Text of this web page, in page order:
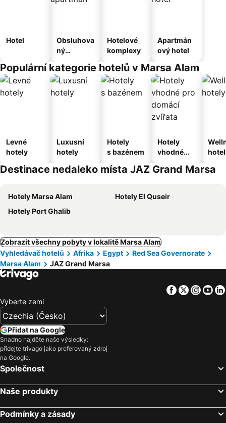
Hotel
Obsluhova
ný
Hotelové
komplexy
Apartmán
ový hotel
Populární kategorie hotelů v Marsa Alam
Levné
hotely
Luxusní
hotely
Hotely
s bazénem
Hotely
vhodné
domácí
Destinace nedaleko místa JAZ Grand Marsa
Hotely Marsa Alam
Hotely El Quseir
Hotely Port Ghalib
Zobrazit všechny pobyty v lokalitě Marsa Alam
Vyhledávač hotelů
Afrika Egypt
Red Sea Governorate
Marsa Alam
JAZ Grand Marsa
Facebook
Twitter
Vyberte zemi
Přidat na Google
Snadno najděte naše výsledky:
přidejte trivago jako preferovaný zdroj
na Google.
Společnost
Naše produkty
Podmínky a zásady